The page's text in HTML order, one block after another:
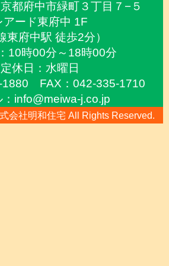
都府中市緑町３丁目７−５
アード東府中 1F
東府中駅 徒歩2分）
10時00分～18時00分
休日：水曜日
1880 FAX：042-335-1710
info@meiwa-j.co.jp
会社明和住宅 All Rights Reserved.